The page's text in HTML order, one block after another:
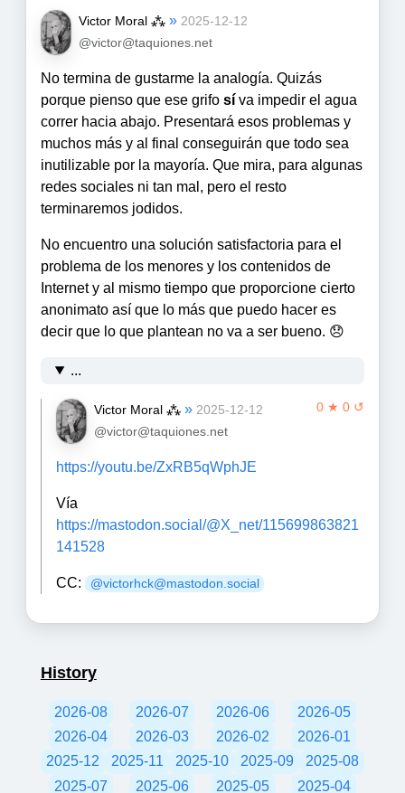
Victor Moral ⁂ » 2025-12-12
@victor@taquiones.net
No termina de gustarme la analogía. Quizás
porque pienso que ese grifo síva impedir el agua
correr hacia abajo. Presentará esos problemas y
muchos más y al final conseguirán que todo sea
inutilizable por la mayoría. Que mira, para algunas
redes sociales ni tan mal, pero el resto
terminaremos jodidos.
No encuentro una solución satisfactoria para el
problema de los menores y los contenidos de
Internet y al mismo tiempo que proporcione cierto
anonimato así que lo más que puedo hacer es
decir que lo que plantean no va a ser bueno. 😞
...
0 ★ 0 ↺
Victor Moral ⁂ » 2025-12-12
@victor@taquiones.net
https://youtu.be/ZxRB5qWphJE
Vía
https://mastodon.social/@X_net/115699863821
141528
CC: @victorhck@mastodon.social
History
2026-08 2026-07 2026-06
2026-05
2026-04
2026-03 2026-02
2026-01
2025-12
2025-11 2025-10 2025-09
2025-08
2025-07
2025-06 2025-05 2025-04